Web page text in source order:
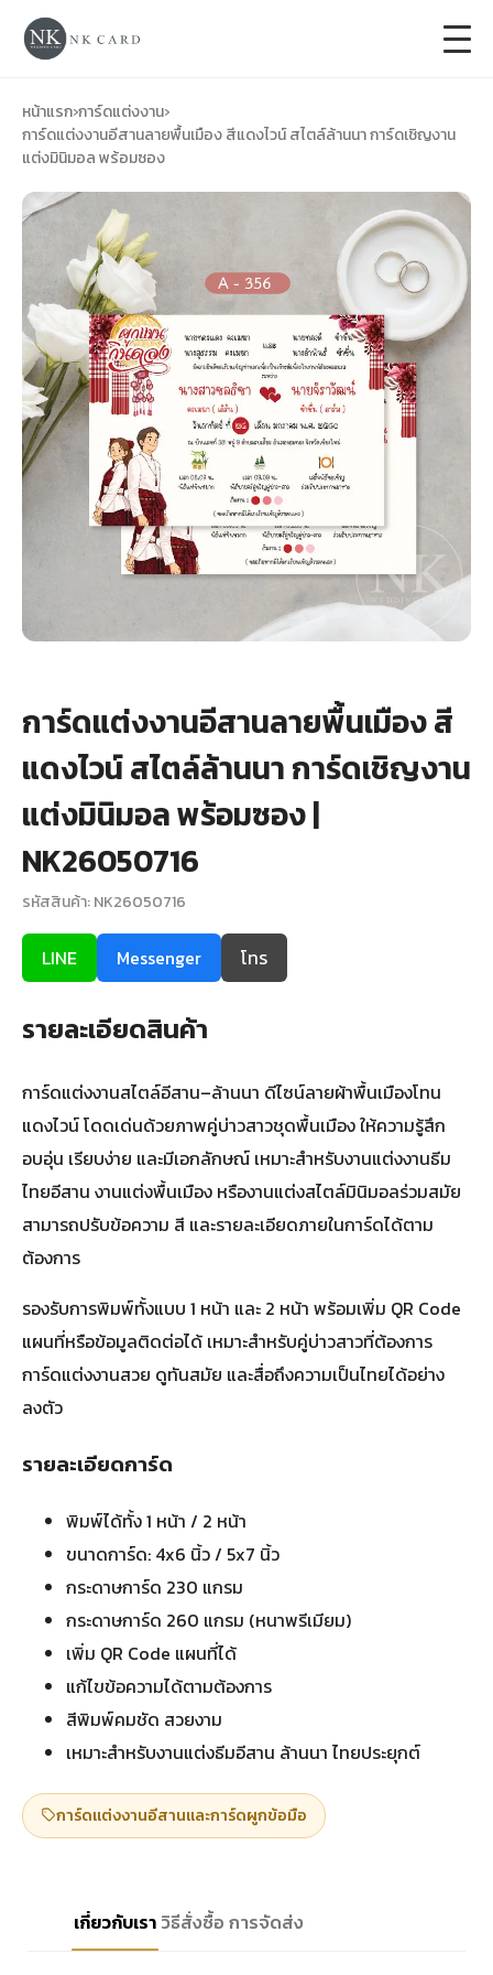
การ์ดแต่งงาน
ของชำร่วยงานแต่ง
ของรับไหว้
ป้ายของชำร่วยงานแต่ง +
การ์ดงานบวช
การ์ดขึ้นบ้านใหม่
ซองเปล่า
รับพิมพ์หน้าซอง
Wax Seal Sticker | สติกเกอร์ตราครั่งปิดซอง
การ์ดแต่งงานออนไลน์
บทความ
หน้าแรก›การ์ดแต่งงาน›
การ์ดแต่งงานอีสานลายพื้นเมือง สีแดงไวน์ สไตล์ล้านนา การ์ดเชิญงาน
แต่งมินิมอล พร้อมซอง
การ์ดแต่งงานอีสานลายพื้นเมือง สี
แดงไวน์ สไตล์ล้านนา การ์ดเชิญงาน
แต่งมินิมอล พร้อมซอง |
NK26050716
รหัสสินค้า: NK26050716
LINE Messenger โทร
รายละเอียดสินค้า
การ์ดแต่งงานสไตล์อีสาน–ล้านนา ดีไซน์ลายผ้าพื้นเมืองโทน
แดงไวน์ โดดเด่นด้วยภาพคู่บ่าวสาวชุดพื้นเมือง ให้ความรู้สึก
อบอุ่น เรียบง่าย และมีเอกลักษณ์ เหมาะสำหรับงานแต่งงานธีม
ไทยอีสาน งานแต่งพื้นเมือง หรืองานแต่งสไตล์มินิมอลร่วมสมัย
สามารถปรับข้อความ สี และรายละเอียดภายในการ์ดได้ตาม
ต้องการ
รองรับการพิมพ์ทั้งแบบ 1 หน้า และ 2 หน้า พร้อมเพิ่ม QR Code
แผนที่หรือข้อมูลติดต่อได้ เหมาะสำหรับคู่บ่าวสาวที่ต้องการ
การ์ดแต่งงานสวย ดูทันสมัย และสื่อถึงความเป็นไทยได้อย่าง
ลงตัว
รายละเอียดการ์ด
พิมพ์ได้ทั้ง 1 หน้า / 2 หน้า
ขนาดการ์ด: 4x6 นิ้ว / 5x7 นิ้ว
กระดาษการ์ด 230 แกรม
กระดาษการ์ด 260 แกรม (หนาพรีเมียม)
เพิ่ม QR Code แผนที่ได้
แก้ไขข้อความได้ตามต้องการ
สีพิมพ์คมชัด สวยงาม
เหมาะสำหรับงานแต่งธีมอีสาน ล้านนา ไทยประยุกต์
การ์ดแต่งงานอีสานและการ์ดผูกข้อมือ
เกี่ยวกับเรา วิธีสั่งซื้อ การจัดส่ง